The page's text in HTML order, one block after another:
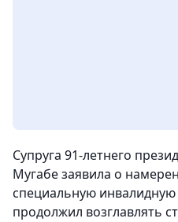
Супруга 91-летнего
Мугабе заявила о
специальную инвалидную
продолжил возглавлять